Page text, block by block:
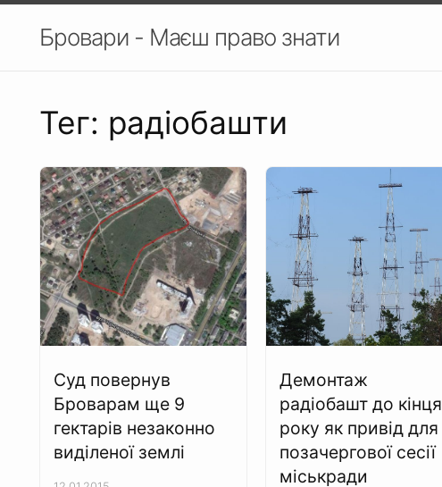
Бровари - Маєш право знати
Тег: радіобашти
Суд повернув
Броварам ще 9
гектарів незаконно
виділеної землі
Демонтаж
радіобашт до кінця
року як привід для
позачергової сесії
міськради